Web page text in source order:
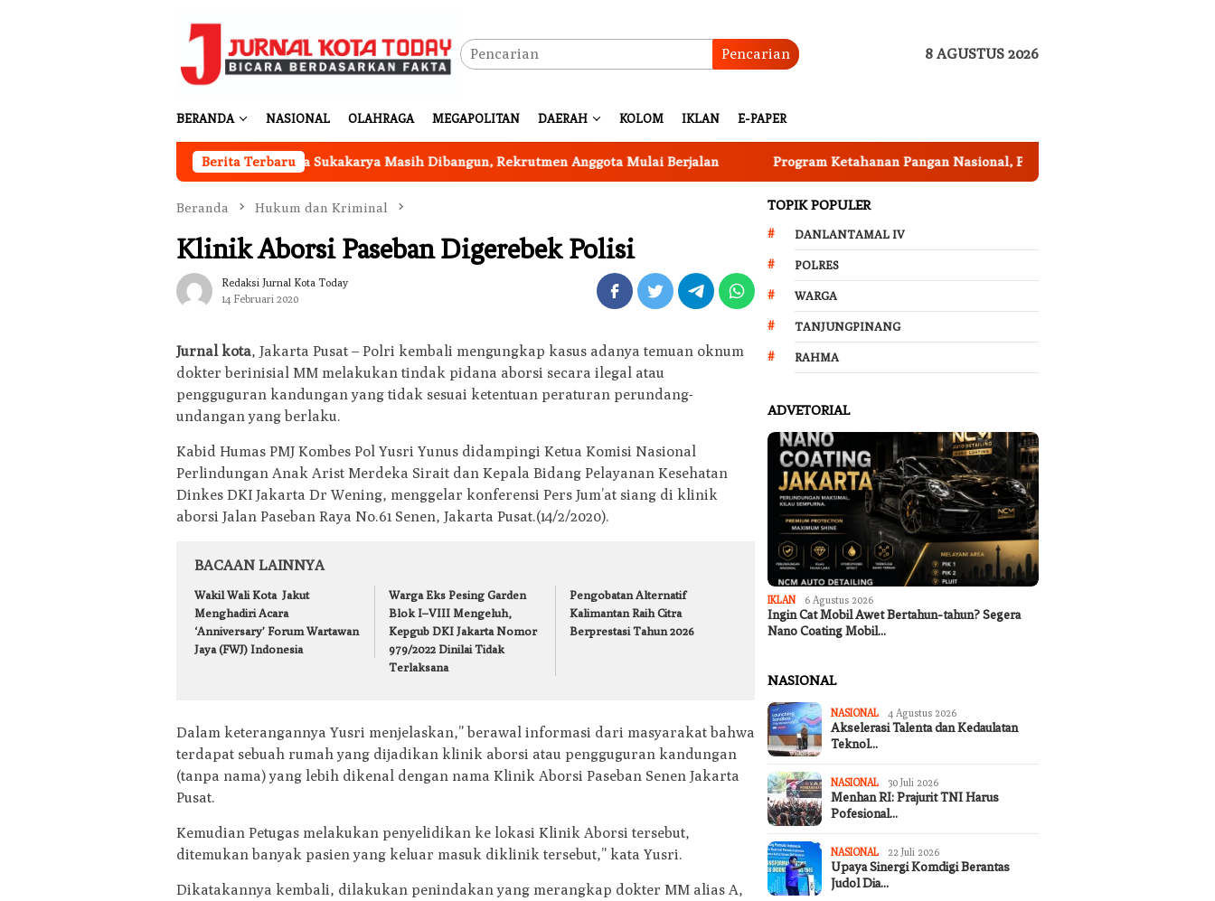
Pencarian 8 AGUSTUS 2026
BERANDA NASIONAL OLAHRAGA MEGAPOLITAN DAERAH KOLOM IKLAN E-PAPER
Berita Terbaru
Kantor Koperasi Merah Putih Desa Sukakarya Masih Dibangun, Rekrutmen Anggota Mulai Berjalan Program Ketahanan Pangan Nasional, Pemkab Garut Harus Peka Mengatasi
Beranda Hukum dan Kriminal
Klinik Aborsi Paseban Digerebek Polisi
Redaksi Jurnal Kota Today
14 Februari 2020
Jurnal kota, Jakarta Pusat – Polri kembali mengungkap kasus adanya temuan oknum
dokter berinisial MM melakukan tindak pidana aborsi secara ilegal atau
pengguguran kandungan yang tidak sesuai ketentuan peraturan perundang-
undangan yang berlaku.
Kabid Humas PMJ Kombes Pol Yusri Yunus didampingi Ketua Komisi Nasional
Perlindungan Anak Arist Merdeka Sirait dan Kepala Bidang Pelayanan Kesehatan
Dinkes DKI Jakarta Dr Wening, menggelar konferensi Pers Jum’at siang di klinik
aborsi Jalan Paseban Raya No.61 Senen, Jakarta Pusat.(14/2/2020).
BACAAN LAINNYA
Wakil Wali Kota Jakut
Menghadiri Acara
‘Anniversary’ Forum Wartawan
Jaya (FWJ) Indonesia
Warga Eks Pesing Garden
Blok I–VIII Mengeluh,
Kepgub DKI Jakarta Nomor
979/2022 Dinilai Tidak
Terlaksana
Pengobatan Alternatif
Kalimantan Raih Citra
Berprestasi Tahun 2026
Dalam keterangannya Yusri menjelaskan,” berawal informasi dari masyarakat bahwa
terdapat sebuah rumah yang dijadikan klinik aborsi atau pengguguran kandungan
(tanpa nama) yang lebih dikenal dengan nama Klinik Aborsi Paseban Senen Jakarta
Pusat.
Kemudian Petugas melakukan penyelidikan ke lokasi Klinik Aborsi tersebut,
ditemukan banyak pasien yang keluar masuk diklinik tersebut,” kata Yusri.
Dikatakannya kembali, dilakukan penindakan yang merangkap dokter MM alias A,
TOPIK POPULER
DANLANTAMAL IV
POLRES
WARGA
TANJUNGPINANG
RAHMA
ADVETORIAL
IKLAN 6 Agustus 2026
Ingin Cat Mobil Awet Bertahun-tahun? Segera
Nano Coating Mobil…
NASIONAL
NASIONAL 4 Agustus 2026
Akselerasi Talenta dan Kedaulatan
Teknol…
NASIONAL 30 Juli 2026
Menhan RI: Prajurit TNI Harus
Pofesional…
NASIONAL 22 Juli 2026
Upaya Sinergi Komdigi Berantas
Judol Dia…